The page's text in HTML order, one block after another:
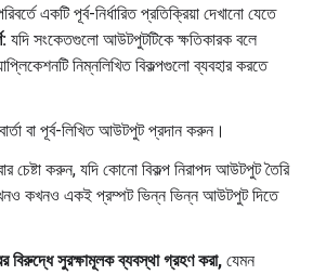
একটি পূর্ব-নির্ধারিত প্রতিক্রিয়া দেখানো যেতে
যদি সংকেতগুলো আউটপুটটিকে ক্ষতিকারক বলে
নিম্নলিখিত বিকল্পগুলো ব্যবহার করতে
বা পূর্ব-লিখিত আউটপুট প্রদান করুন।
চেষ্টা করুন, যদি কোনো বিকল্প নিরাপদ আউটপুট তৈরি
কখনও একই প্রম্পট ভিন্ন ভিন্ন আউটপুট দিতে
বিরুদ্ধে সুরক্ষামূলক ব্যবস্থা গ্রহণ করা, যেমন